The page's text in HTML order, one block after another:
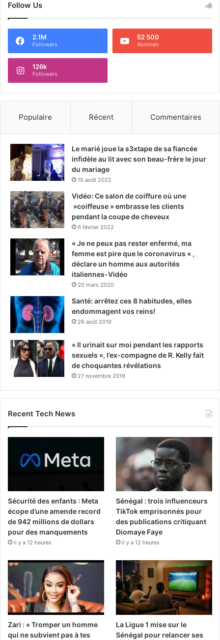
Follow Us
2.1M
Followers
52 500
Abonnés
126k
Followers
Populaire Récent Commentaires
Le marié joue la s3xtape de sa fiancée
infidèle au lit avec son beau-frère le jour
du mariage
10 août 2022
Vidéo: Ce salon de coiffure où une
»coiffeuse » embrasse les clients
pendant la coupe de cheveux
6 février 2022
« Je ne peux pas rester enfermé, ma
femme est pire que le coronavirus « ,
déclare un homme aux autorités
italiennes-Vidéo
20 mars 2020
Santé: arrêtez ces 8 habitudes, elles
endommagent vos reins!
26 août 2019
« Il urinait sur moi pendant les rapports
sexuels », l’ex-compagne de R. Kelly fait
de choquantes révélations
27 novembre 2019
Recent Tech News
Sécurité des enfants : Meta
écope d’une amende record
de 942 millions de dollars
pour des manquements
il y a 12 heures
Sénégal : trois influenceurs
TikTok emprisonnés pour
des publications critiquant
Diomaye Faye
il y a 12 heures
Zari : « Tromper un homme
qui ne subvient pas à tes
La Ligue 1 mise sur le
Sénégal pour relancer ses